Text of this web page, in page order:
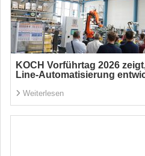
KOCH Vorführtag 2026
Line-Automatisierung
Weiterlesen